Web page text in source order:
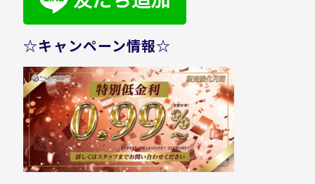
☆キャンペーン情報☆